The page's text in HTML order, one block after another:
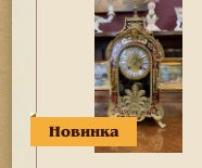
Новинка